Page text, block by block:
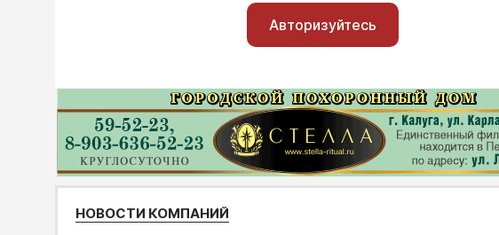
Авторизуйтесь
НОВОСТИ КОМПАНИЙ